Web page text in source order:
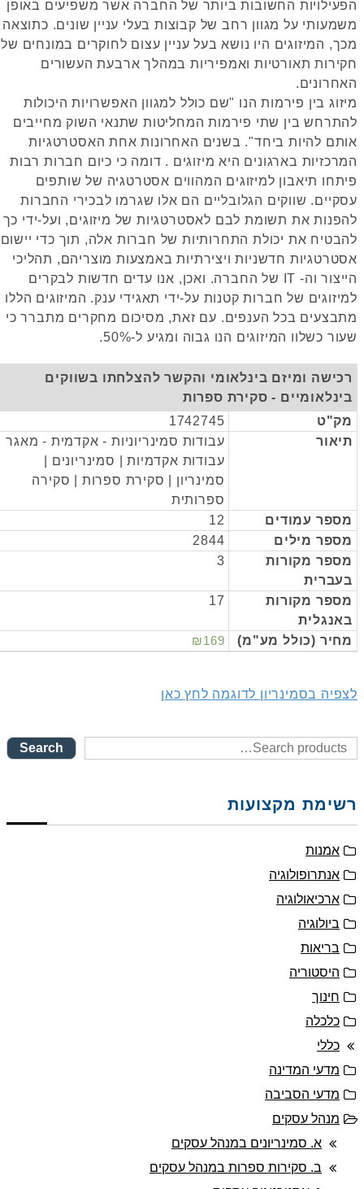
החשובות ביותר של החברה אשר משפיעים באופן
על מגוון רחב של קבוצות בעלי עניין שונים. כתוצאה
המיזוגים היו נושא בעל עניין עצום לחוקרים במונחים של
תאורטיות ואמפיריות במהלך ארבעת העשורים
בין פירמות הנו "שם כולל למגוון האפשרויות היכולות
בין שתי פירמות המחליטות שתנאי השוק מחייבים
להיות ביחד". בשנים האחרונות אחת האסטרטגיות
בארגונים היא מיזוגים . דומה כי כיום חברות רבות
תיאבון למיזוגים המהווים אסטרטגיה של שותפים
שווקים הגלובליים הם אלו שגרמו לבכירי החברות
את תשומת לבם לאסטרטגיות של מיזוגים, ועל-ידי כך
את יכולת התחרותיות של חברות אלה, תוך כדי יישום
חדשניות ויצירתיות באמצעות מוצריהם, תהליכי
הייצור וה- IT של החברה. ואכן, אנו עדים חדשות לבקרים
של חברות קטנות על-ידי תאגידי ענק. המיזוגים הללו
בכל הענפים. עם זאת, מסיכום מחקרים מתברר כי
כשלוו המיזוגים הנו גבוה ומגיע ל-50%.
ומיזם בינלאומי והקשר להצלחתו בשווקים
- סקירת ספרות
1742745
עבודות סמינריוניות - אקדמית - מאגר
עבודות אקדמיות | סמינריונים |
סמינריון | סקירת ספרות | סקירה
ספרותית
עמודים
מילים
2844
מקורות
מקורות
(כולל מע"מ) ₪169
בסמינריון לדוגמה לחץ כאן
Search
מקצועות
אמנות
אנתרופולוגיה
ארכיאולוגיה
ביולוגיה
בריאות
היסטוריה
חינוך
כלכלה
כללי
מדעי המדינה
מדעי הסביבה
מנהל עסקים
א. סמינריונים במנהל עסקים
ב. סקירות ספרות במנהל עסקים